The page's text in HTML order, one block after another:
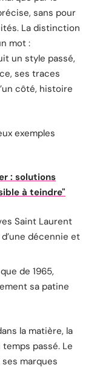
sans pour
La distinction
mot :
un style passé,
ses traces
côté, histoire
exemples
: solutions
à teindre"
Saint Laurent
décennie et
de 1965,
sa patine
la matière, la
passé. Le
marques